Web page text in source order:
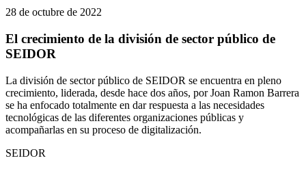
28 de octubre de 2022
El crecimiento de la división de sector público de
SEIDOR
La división de sector público de SEIDOR se encuentra en pleno
crecimiento, liderada, desde hace dos años, por Joan Ramon Barrera
se ha enfocado totalmente en dar respuesta a las necesidades
tecnológicas de las diferentes organizaciones públicas y
acompañarlas en su proceso de digitalización.
SEIDOR